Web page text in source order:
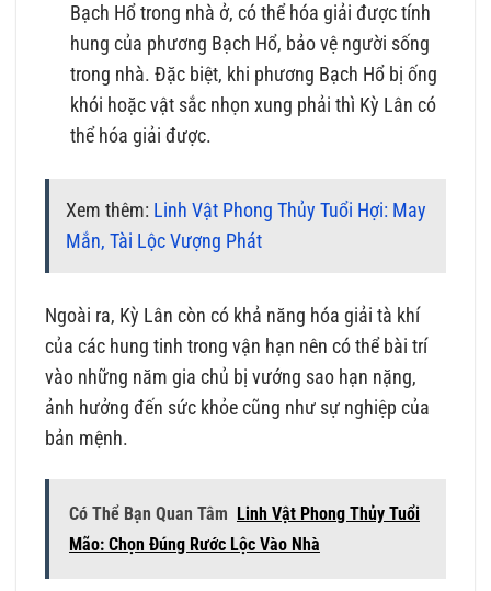
Bạch Hổ trong nhà ở, có thể hóa giải được tính
hung của phương Bạch Hổ, bảo vệ người sống
trong nhà. Đặc biệt, khi phương Bạch Hổ bị ống
khói hoặc vật sắc nhọn xung phải thì Kỳ Lân có
thể hóa giải được.
Xem thêm: Linh Vật Phong Thủy Tuổi Hợi: May
Mắn, Tài Lộc Vượng Phát
Ngoài ra, Kỳ Lân còn có khả năng hóa giải tà khí
của các hung tinh trong vận hạn nên có thể bài trí
vào những năm gia chủ bị vướng sao hạn nặng,
ảnh hưởng đến sức khỏe cũng như sự nghiệp của
bản mệnh.
Có Thể Bạn Quan Tâm
Linh Vật Phong Thủy Tuổi
Mão: Chọn Đúng Rước Lộc Vào Nhà